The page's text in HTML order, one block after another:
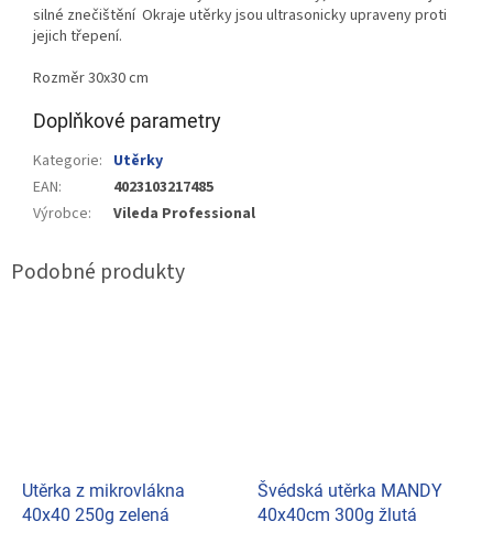
silné znečištění Okraje utěrky jsou ultrasonicky upraveny proti
jejich třepení.
Rozměr 30x30 cm
Doplňkové parametry
Kategorie: Utěrky
EAN:
4023103217485
Výrobce: Vileda Professional
Utěrka z mikrovlákna
40x40 250g zelená
Švédská utěrka MANDY
40x40cm 300g žlutá